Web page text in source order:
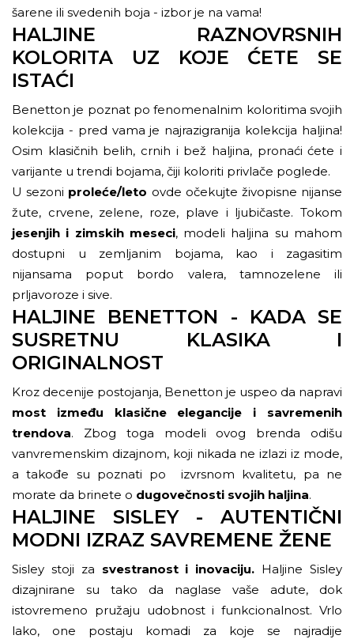
šarene ili svedenih boja - izbor je na vama!
HALJINE RAZNOVRSNIH
KOLORITA UZ KOJE ĆETE SE
ISTAĆI
Benetton je poznat po fenomenalnim koloritima svojih
kolekcija - pred vama je najrazigranija kolekcija haljina!
Osim klasičnih belih, crnih i bež haljina, pronaći ćete i
varijante u trendi bojama, čiji koloriti privlače poglede.
U sezoni proleće/leto ovde očekujte živopisne nijanse
žute, crvene, zelene, roze, plave i ljubičaste. Tokom
jesenjih i zimskih meseci, modeli haljina su mahom
dostupni u zemljanim bojama, kao i zagasitim
nijansama poput bordo valera, tamnozelene ili
prljavoroze i sive.
HALJINE BENETTON - KADA SE
SUSRETNU KLASIKA I
ORIGINALNOST
Kroz decenije postojanja, Benetton je uspeo da napravi
most između klasične elegancije i savremenih
trendova. Zbog toga modeli ovog brenda odišu
vanvremenskim dizajnom, koji nikada ne izlazi iz mode,
a takođe su poznati po izvrsnom kvalitetu, pa ne
morate da brinete o dugovečnosti svojih haljina.
HALJINE SISLEY - AUTENTIČNI
MODNI IZRAZ SAVREMENE ŽENE
Sisley stoji za svestranost i inovaciju. Haljine Sisley
dizajnirane su tako da naglase vaše adute, dok
istovremeno pružaju udobnost i funkcionalnost. Vrlo
lako, one postaju komadi za koje se najradije